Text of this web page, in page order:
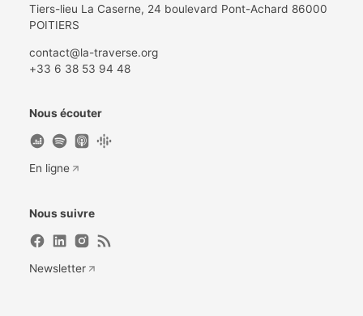
Tiers-lieu La Caserne, 24 boulevard Pont-Achard 86000
POITIERS
contact@la-traverse.org
+33 6 38 53 94 48
Nous écouter
En ligne
Nous suivre
Newsletter